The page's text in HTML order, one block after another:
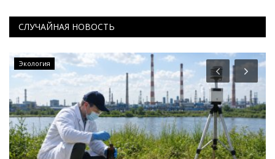
СЛУЧАЙНАЯ НОВОСТЬ
Экология